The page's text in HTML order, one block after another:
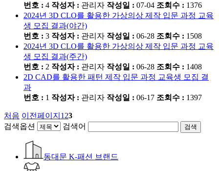
번호 : 4 작성자 : 관리자 작성일 : 07-04 조회수 : 1376
2024년 3D CLO를 활용한 가상의상 제작 입문 과정 교육
생 모집 결과(야간)
번호 : 3 작성자 : 관리자 작성일 : 06-28 조회수 : 1508
2024년 3D CLO를 활용한 가상의상 제작 입문 과정 교육
생 모집 결과(주간)
번호 : 2 작성자 : 관리자 작성일 : 06-28 조회수 : 1408
2D CAD를 활용한 패턴 제작 입문 과정 교육생 모집 결
과
번호 : 1 작성자 : 관리자 작성일 : 06-17 조회수 : 1397
처음 이전페이지 1 23
검색옵션
검색어 검색
동대문 K-패션 브랜드